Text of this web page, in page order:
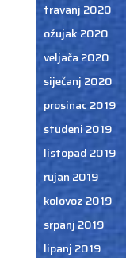
travanj 2020
ožujak 2020
veljača 2020
siječanj 2020
prosinac 2019
studeni 2019
listopad 2019
rujan 2019
kolovoz 2019
srpanj 2019
lipanj 2019